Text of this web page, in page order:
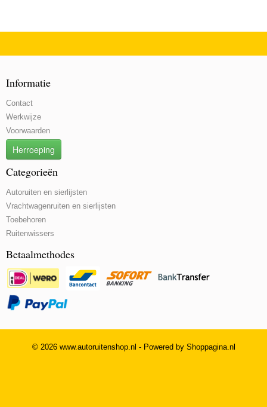
Informatie
Contact
Werkwijze
Voorwaarden
Herroeping
Categorieën
Autoruiten en sierlijsten
Vrachtwagenruiten en sierlijsten
Toebehoren
Ruitenwissers
Betaalmethodes
© 2026 www.autoruitenshop.nl - Powered by Shoppagina.nl